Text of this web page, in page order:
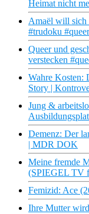
Heimat nicht
Amaël will sich
#trudoku
Queer und
verstecken
Wahre Kosten:
Story |
Jung &
Demenz: Der
| MDR DOK
Meine fremde
(SPIEGEL TV
Femizid: Ace
Ihre Mutter